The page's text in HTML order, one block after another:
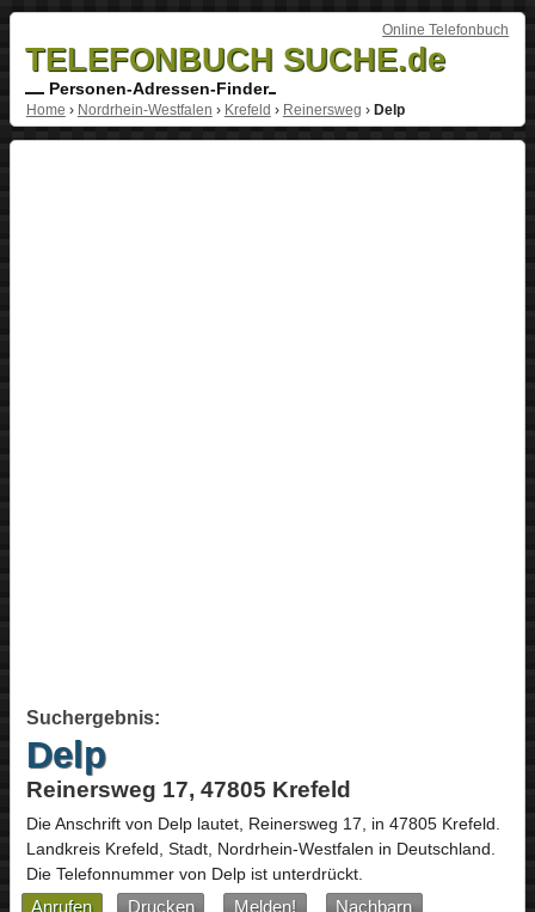
Online Telefonbuch
TELEFONBUCH SUCHE.de
Personen-Adressen-Finder
Home › Nordrhein-Westfalen › Krefeld › Reinersweg › Delp
Suchergebnis:
Delp
Reinersweg 17, 47805 Krefeld
Die Anschrift von Delplautet, Reinersweg 17, in 47805 Krefeld.
Landkreis Krefeld, Stadt, Nordrhein-Westfalen in Deutschland.
Die Telefonnummer von Delp ist unterdrückt.
Anrufen Drucken Melden!
Nachbarn